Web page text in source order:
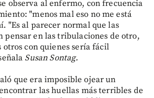
observa al enfermo, con frecuencia
"menos mal eso no me está
"Es al parecer normal que las
pensar en las tribulaciones de otro,
con quienes sería fácil
Susan Sontag.
que era imposible ojear un
las huellas más terribles de